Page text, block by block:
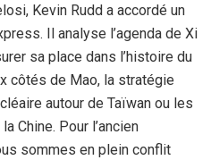
Kevin Rudd a accordé un
Il analyse l’agenda de Xi
sa place dans l’histoire du
côtés de Mao, la stratégie
autour de Taïwan ou les
Chine. Pour l’ancien
sommes en plein conflit